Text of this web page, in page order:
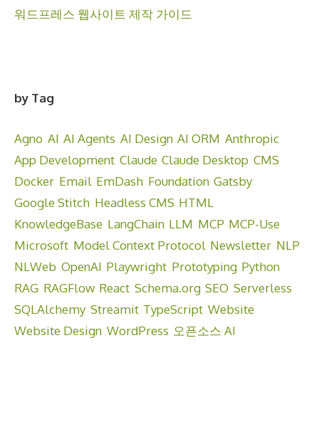
워드프레스 웹사이트 제작 가이드
by Tag
Agno AI AI Agents AI Design AI ORM Anthropic
App Development Claude Claude Desktop CMS
Docker Email EmDash Foundation Gatsby
Google Stitch Headless CMS HTML
KnowledgeBase LangChain LLM MCP MCP-Use
Microsoft Model Context Protocol Newsletter NLP
NLWeb OpenAI Playwright Prototyping Python
RAG RAGFlow React Schema.org SEO Serverless
SQLAlchemy Streamit TypeScript Website
Website Design WordPress 오픈소스 AI